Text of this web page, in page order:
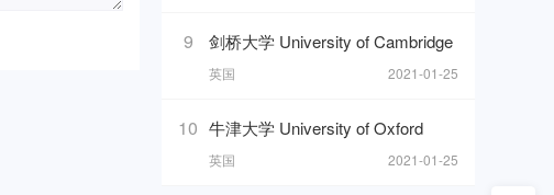
9 剑桥大学 University of Cambridge
英国 2021-01-25
10 牛津大学 University of Oxford
英国 2021-01-25